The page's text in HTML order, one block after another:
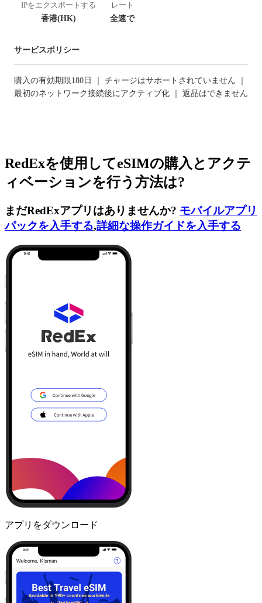
IPをエクスポートする
香港(HK)
レート
全速で
サービスポリシー
購入の有効期限180日 ｜ チャージはサポートされていません ｜
最初のネットワーク接続後にアクティブ化 ｜ 返品はできません
RedExを使用してeSIMの購入とアクテ
ィベーションを行う方法は?
まだRedExアプリはありませんか? モバイルアプリ
パックを入手する,詳細な操作ガイドを入手する
アプリをダウンロード